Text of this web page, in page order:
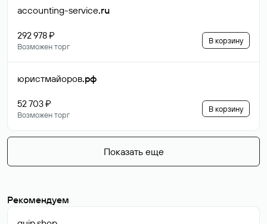
accounting-service.ru
292 978 ₽
Возможен торг
В корзину
юристмайоров.рф
52 703 ₽
Возможен торг
В корзину
Показать еще
Рекомендуем